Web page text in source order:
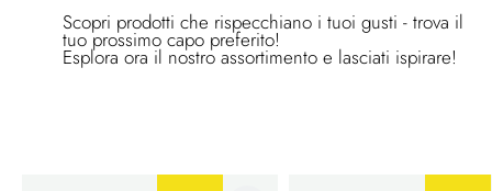
Scopri prodotti che rispecchiano i tuoi gusti - trova il
tuo prossimo capo preferito!
Esplora ora il nostro assortimento e lasciati ispirare!